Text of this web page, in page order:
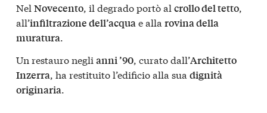
Nel Novecento, il degrado portò al crollo del tetto,
all’infiltrazione dell’acquae alla rovina della
muratura.
Un restauro negli anni ’90, curato dall’Architetto
Inzerra, ha restituito l’edificio alla sua dignità
originaria.